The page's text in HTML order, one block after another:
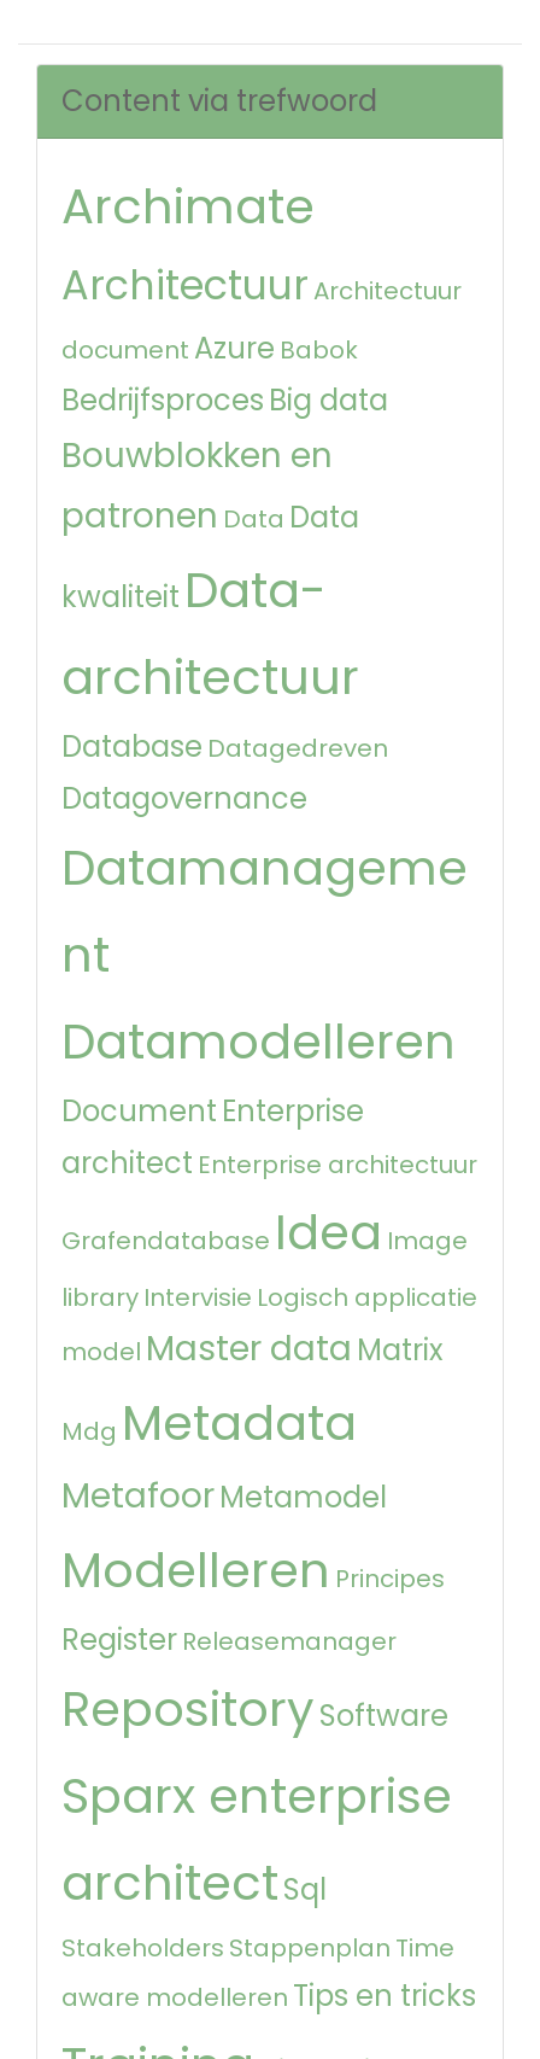
Content via trefwoord
Archimate
Architectuur Architectuur
document Azure Babok
Bedrijfsproces Big data
Bouwblokken en
patronen Data Data
kwaliteit Data-
architectuur
Database Datagedreven
Datagovernance
Datamanageme
nt
Datamodelleren
Document Enterprise
architect Enterprise architectuur
Grafendatabase Idea Image
library Intervisie Logisch applicatie
model Master data Matrix
Mdg Metadata
MetafoorMetamodel
Modelleren Principes
Register Releasemanager
RepositorySoftware
Sparx enterprise
architectSql
Stakeholders Stappenplan Time
aware modelleren Tips en tricks